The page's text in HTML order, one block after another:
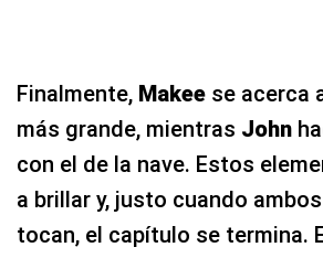
Finalmente, Makee se acerca
más grande, mientras John
con el de la nave. Estos
a brillar y, justo cuando
tocan, el capítulo se termina.